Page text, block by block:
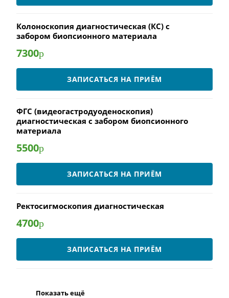
Колоноскопия диагностическая (КС) с
забором биопсионного материала
7300р
ЗАПИСАТЬСЯ НА ПРИЁМ
ФГС (видеогастродуоденоскопия)
диагностическая с забором биопсионного
материала
5500р
ЗАПИСАТЬСЯ НА ПРИЁМ
Ректосигмоскопия диагностическая
4700р
ЗАПИСАТЬСЯ НА ПРИЁМ
Показать ещё